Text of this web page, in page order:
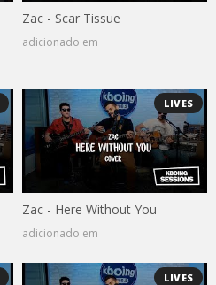
Zac - Scar Tissue
adicionado em
LIVES
Zac - Here Without You
adicionado em
LIVES